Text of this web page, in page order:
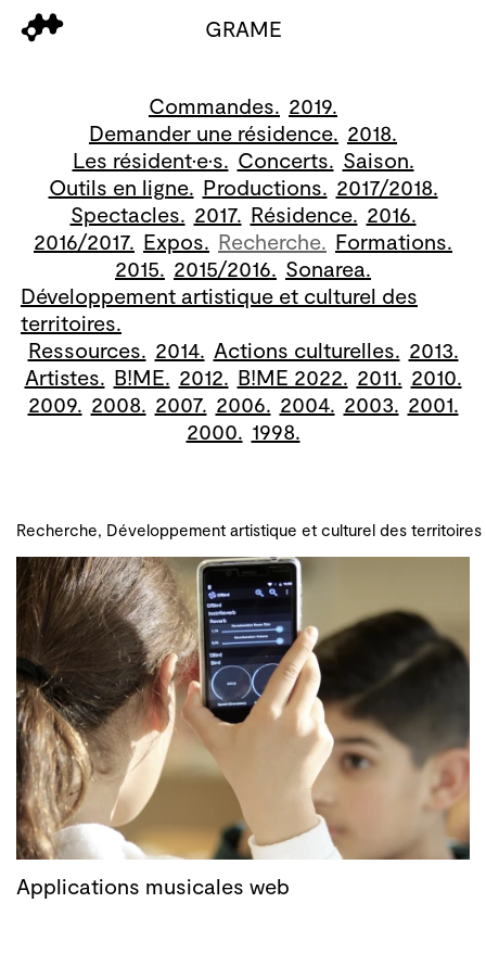
GRAME
Commandes. 2019.
Demander une résidence. 2018.
Les résident·e·s. Concerts. Saison.
Outils en ligne. Productions. 2017/2018.
Spectacles. 2017. Résidence. 2016.
2016/2017. Expos. Recherche. Formations.
2015. 2015/2016. Sonarea.
Développement artistique et culturel des
territoires.
Ressources. 2014. Actions culturelles. 2013.
Artistes. B!ME. 2012. B!ME 2022. 2011. 2010.
2009. 2008. 2007. 2006. 2004. 2003. 2001.
2000. 1998.
Recherche, Développement artistique et culturel des territoires
Applications musicales web